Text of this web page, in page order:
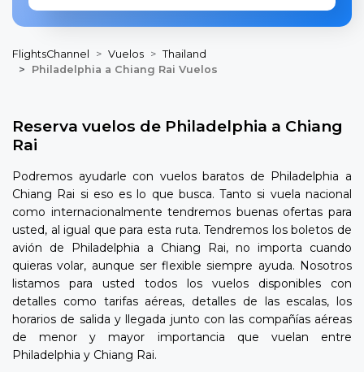
FlightsChannel Vuelos
Thailand
Philadelphia a Chiang Rai Vuelos
Reserva vuelos de Philadelphia a Chiang
Rai
Podremos ayudarle con vuelos baratos de Philadelphia a
Chiang Rai si eso es lo que busca. Tanto si vuela nacional
como internacionalmente tendremos buenas ofertas para
usted, al igual que para esta ruta. Tendremos los boletos de
avión de Philadelphia a Chiang Rai, no importa cuando
quieras volar, aunque ser flexible siempre ayuda. Nosotros
listamos para usted todos los vuelos disponibles con
detalles como tarifas aéreas, detalles de las escalas, los
horarios de salida y llegada junto con las compañías aéreas
de menor y mayor importancia que vuelan entre
Philadelphia y Chiang Rai.